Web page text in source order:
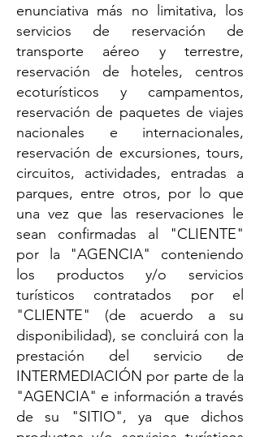
enunciativa más no limitativa, los
servicios de reservación de
transporte aéreo y terrestre,
reservación de hoteles, centros
ecoturísticos y campamentos,
reservación de paquetes de viajes
nacionales e internacionales,
reservación de excursiones, tours,
circuitos, actividades, entradas a
parques, entre otros, por lo que
una vez que las reservaciones le
sean confirmadas al "CLIENTE"
por la "AGENCIA" conteniendo
los productos y/o servicios
turísticos contratados por el
"CLIENTE" (de acuerdo a su
disponibilidad), se concluirá con la
prestación del servicio de
INTERMEDIACIÓN por parte de la
"AGENCIA" e información a través
de su "SITIO", ya que dichos